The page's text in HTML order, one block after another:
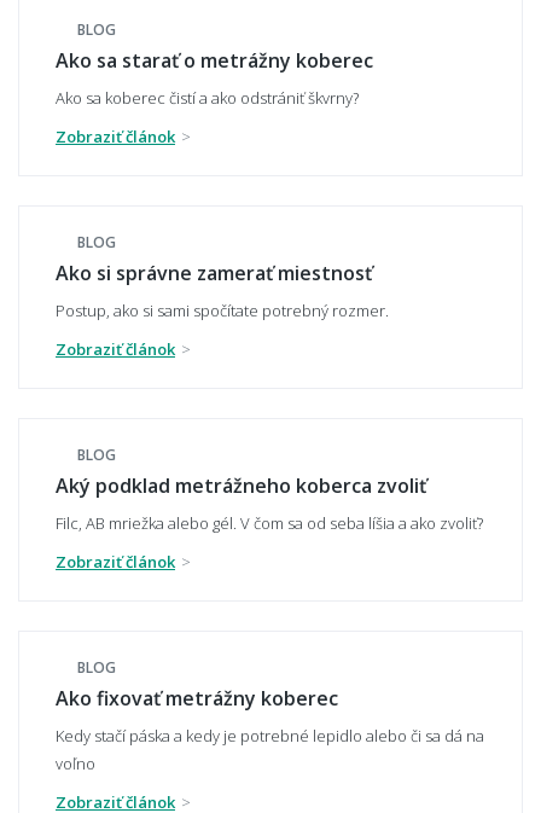
Aký typ vlasu je najvhodnejší - slučkový,
alebo strihaný?
Je metrážny koberec vhodný pre alergikov?
Môžem si nechať zaslať vopred vzorku
Robia sa aj metráže z vlny?
📏 Rozmery, rezanie a pokládka
BLOG
Ako sa starať o metrážny koberec
Ako sa koberec čistí a ako odstrániť škvrny?
Zobraziť článok
BLOG
Ako si správne zamerať miestnosť
Postup, ako si sami spočítate potrebný rozmer.
Zobraziť článok
BLOG
Aký podklad metrážneho koberca zvoliť
Filc, AB mriežka alebo gél. V čom sa od seba líšia a ako zvoliť?
Zobraziť článok
BLOG
Ako fixovať metrážny koberec
Kedy stačí páska a kedy je potrebné lepidlo alebo či sa dá na
voľno
Zobraziť článok